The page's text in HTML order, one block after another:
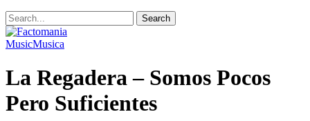
MusicMusica
La Regadera – Somos Pocos
Pero Suficientes